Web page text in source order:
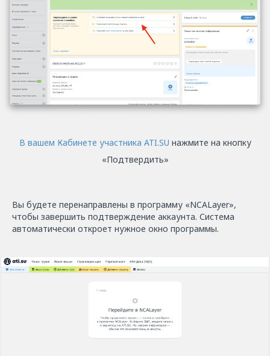
В вашем Кабинете участника ATI.SU нажмите на кнопку
«Подтвердить»
Вы будете перенаправлены в программу «NCALayer»,
чтобы завершить подтверждение аккаунта. Система
автоматически откроет нужное окно программы.